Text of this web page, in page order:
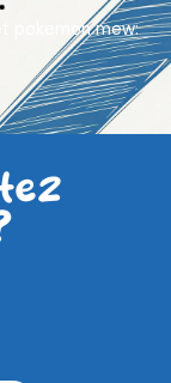
pokemon mew: